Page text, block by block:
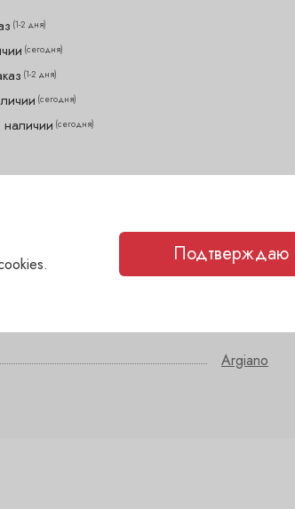
(сегодня)
(1-2 дня)
(сегодня)
(сегодня)
(1-2 дня)
сухое
Argiano
Подтверждаю